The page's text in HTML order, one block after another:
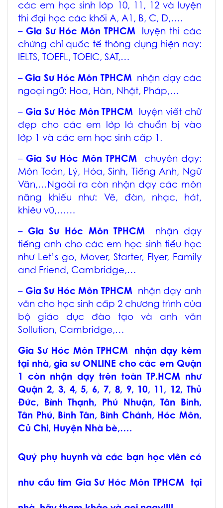
các em học sinh lớp 10, 11, 12 và luyện
thi đại học các khối A, A1, B, C, D,….
– Gia Sư Hóc Môn TPHCM
luyện thi các
chứng chỉ quốc tế thông dụng hiện nay:
IELTS, TOEFL, TOEIC, SAT,…
– Gia Sư Hóc Môn TPHCM nhận dạy các
ngoại ngữ: Hoa, Hàn, Nhật, Pháp,…
– Gia Sư Hóc Môn TPHCM
luyện viết chữ
đẹp cho các em lớp lá chuẩn bị vào
lớp 1 và các em học sinh cấp 1.
– Gia Sư Hóc Môn TPHCM
chuyên dạy:
Môn Toán, Lý, Hóa, Sinh, Tiếng Anh, Ngữ
Văn,…Ngoài ra còn nhận dạy các môn
năng khiếu như: Vẽ, đàn, nhạc, hát,
khiêu vũ,……
– Gia Sư Hóc Môn TPHCM
nhận dạy
tiếng anh cho các em học sinh tiểu học
như Let’s go, Mover, Starter, Flyer, Family
and Friend, Cambridge,…
– Gia Sư Hóc Môn TPHCM
nhận dạy anh
văn cho học sinh cấp 2 chương trình của
bộ giáo dục đào tạo và anh văn
Sollution, Cambridge,…
Gia Sư Hóc Môn TPHCM
nhận dạy kèm
tại nhà, gia sư ONLINE cho các em Quận
1 còn nhận dạy trên toàn TP.HCM như
Quận 2, 3, 4, 5, 6, 7, 8, 9, 10, 11, 12, Thủ
Đức, Bình Thạnh, Phú Nhuận, Tân Bình,
Tân Phú, Bình Tân, Bình Chánh, Hóc Môn,
Củ Chi, Huyện Nhà bè,….
Quý phụ huynh và các bạn học viên có
nhu cầu tìm Gia Sư Hóc Môn TPHCM tại